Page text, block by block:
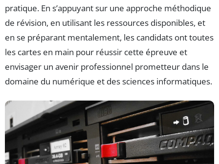
pratique. En s’appuyant sur une approche méthodique
de révision, en utilisant les ressources disponibles, et
en se préparant mentalement, les candidats ont toutes
les cartes en main pour réussir cette épreuve et
envisager un avenir professionnel prometteur dans le
domaine du numérique et des sciences informatiques.